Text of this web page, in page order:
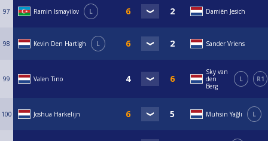
97 Ramin Ismayilov L Damiën Jesich
98 Kevin Den Hartigh L Sander Vriens
99 Valen Tino
Sky van
den
Berg
L R1
100 Joshua Harkelijn Muhsin Yağlı L